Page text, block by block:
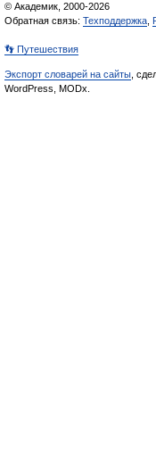
© Академик, 2000-2026
Обратная связь: Техподдержка
👣 Путешествия
Экспорт словарей на сайты ,
WordPress, MODx.